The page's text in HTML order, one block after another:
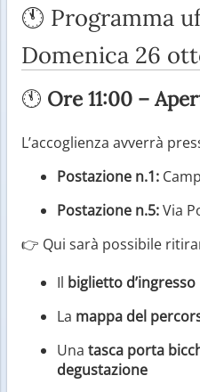
🕚 Programma
Domenica 26
🕚 Ore 11:00 –
L’accoglienza avverrà
Postazione n.1:
Postazione n.5:Via
👉 Qui sarà possibile
Il biglietto d’ingresso
La mappa del
Una tasca porta
degustazione